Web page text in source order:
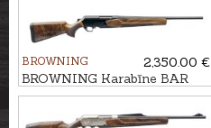
BROWNING
2,350.00 €
BROWNING Karabīne BAR
4X Hunter Pistol GR3 kal. .30-
06 M14x1